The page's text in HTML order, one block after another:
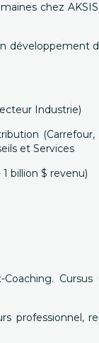
chez
développement
Industrie)
(Carrefour,
et Services
billion $ revenu)
professionnel,